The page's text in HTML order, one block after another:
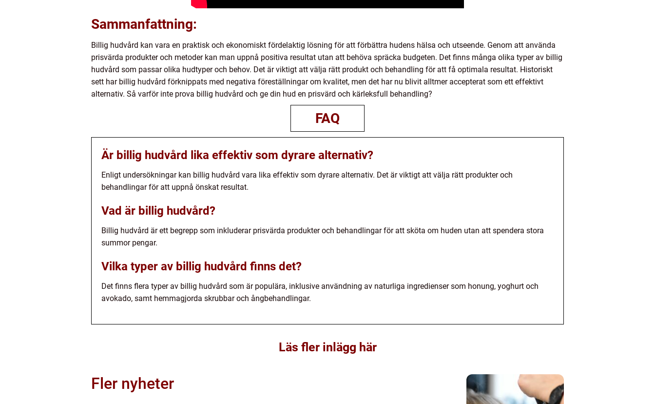
Sammanfattning:
Billig hudvård kan vara en praktisk och ekonomiskt fördelaktig lösning för att förbättra hudens hälsa och utseende. Genom att använda
prisvärda produkter och metoder kan man uppnå positiva resultat utan att behöva spräcka budgeten. Det finns många olika typer av billig
hudvård som passar olika hudtyper och behov. Det är viktigt att välja rätt produkt och behandling för att få optimala resultat. Historiskt
sett har billig hudvård förknippats med negativa föreställningar om kvalitet, men det har nu blivit alltmer accepterat som ett effektivt
alternativ. Så varför inte prova billig hudvård och ge din hud en prisvärd och kärleksfull behandling?
FAQ
Är billig hudvård lika effektiv som dyrare alternativ?
Enligt undersökningar kan billig hudvård vara lika effektiv som dyrare alternativ. Det är viktigt att välja rätt produkter och
behandlingar för att uppnå önskat resultat.
Vad är billig hudvård?
Billig hudvård är ett begrepp som inkluderar prisvärda produkter och behandlingar för att sköta om huden utan att spendera stora
summor pengar.
Vilka typer av billig hudvård finns det?
Det finns flera typer av billig hudvård som är populära, inklusive användning av naturliga ingredienser som honung, yoghurt och
avokado, samt hemmagjorda skrubbar och ångbehandlingar.
Läs fler inlägg här
Fler nyheter